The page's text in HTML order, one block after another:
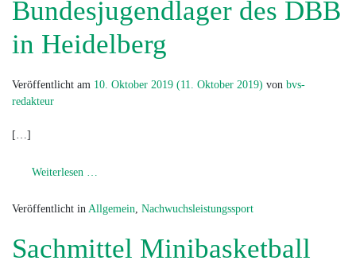
Bundesjugendlager des DBB
in Heidelberg
Veröffentlicht am 10. Oktober 2019 (11. Oktober 2019) von bvs-
redakteur
[…]
Weiterlesen …
Veröffentlicht in Allgemein, Nachwuchsleistungssport
Sachmittel Minibasketball